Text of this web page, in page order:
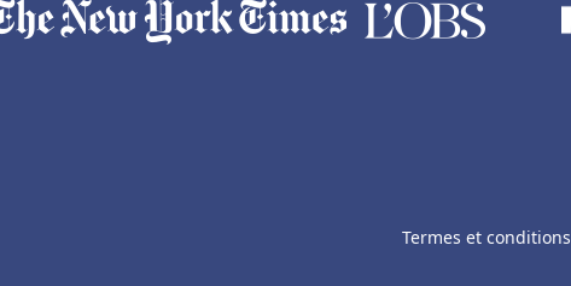
Termes et conditions